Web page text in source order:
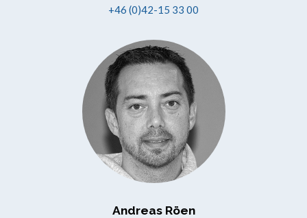
+46 (0)42-15 33 00
Andreas Röen